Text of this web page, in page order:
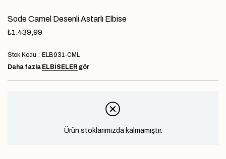
Sode Camel Desenli Astarlı Elbise
₺1.439,99
Stok Kodu
ELB931-CML
Daha fazla ELBİSELER gör
Ürün stoklarımızda kalmamıştır.